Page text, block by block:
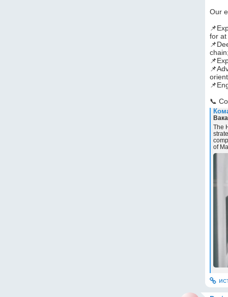
Our
for
📞
The
of